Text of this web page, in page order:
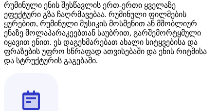
რუმინული ენის შესწავლის ერთ-ერთი ყველაზე
ეფექტური გზა ჩაღრმავებაა. რუმინული ფილმების
ყურებით, რუმინული მუსიკის მოსმენით ან მშობლიურ
ენაზე მოლაპარაკეებთან საუბრით, გარშემორტყმული
იყავით ენით. ეს დაგეხმარებათ ახალი სიტყვებისა და
ფრაზების უფრო სწრაფად ათვისებაში და ენის რიტმისა
და სტრუქტურის გაგებაში.